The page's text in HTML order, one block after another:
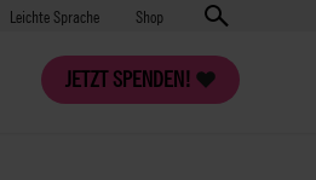
Leichte Sprache Shop
JETZT SPENDEN!